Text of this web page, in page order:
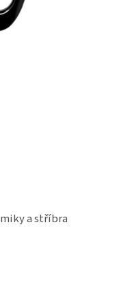
a stříbra